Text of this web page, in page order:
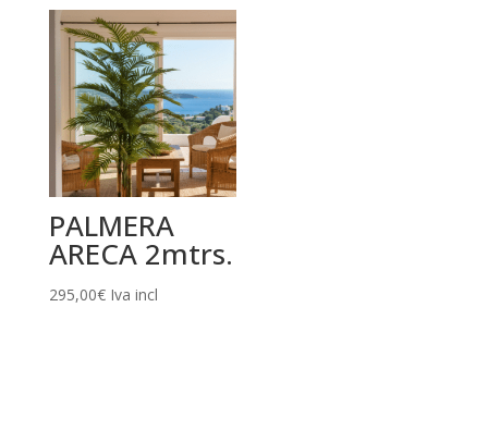
era:
525,00€.
es:
425,00€.
PALMERA
ARECA 2mtrs.
295,00€ Iva incl